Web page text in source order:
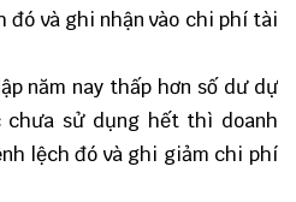
đó và ghi nhận vào chi phí tài
năm nay thấp hơn số dư dự
chưa sử dụng hết thì doanh
lệch đó và ghi giảm chi phí